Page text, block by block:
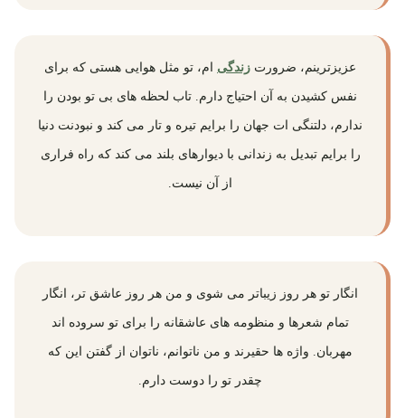
عزیزترینم، ضرورت زندگی ام، تو مثل هوایی هستی که برای
نفس کشیدن به آن احتیاج دارم. تاب لحظه های بی تو بودن را
ندارم، دلتنگی ات جهان را برایم تیره و تار می کند و نبودنت دنیا
را برایم تبدیل به زندانی با دیوارهای بلند می کند که راه فراری
از آن نیست.
انگار تو هر روز زیباتر می شوی و من هر روز عاشق تر، انگار
تمام شعرها و منظومه های عاشقانه را برای تو سروده اند
مهربان. واژه ها حقیرند و من ناتوانم، ناتوان از گفتن این که
چقدر تو را دوست دارم.